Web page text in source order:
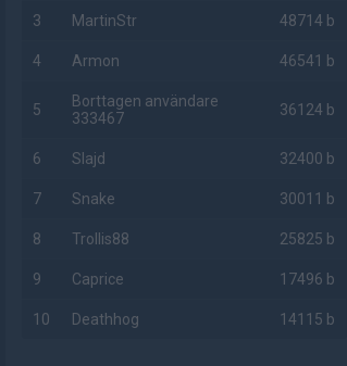
3 MartinStr 48714 b
4 Armon 46541 b
5
Borttagen användare
333467
36124 b
6 Slajd 32400 b
7 Snake 30011 b
8 Trollis88 25825 b
9 Caprice 17496 b
10 Deathhog 14115 b